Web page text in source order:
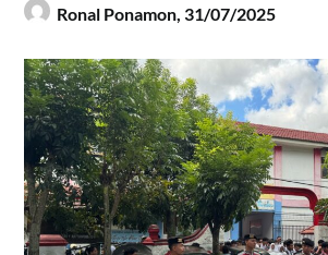
Ronal Ponamon, 31/07/2025